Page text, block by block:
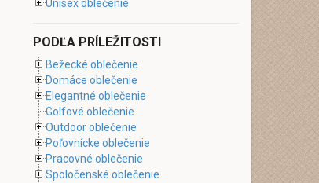
Unisex oblečenie
PODĽA PRÍLEŽITOSTI
Bežecké oblečenie
Domáce oblečenie
Elegantné oblečenie
Golfové oblečenie
Outdoor oblečenie
Poľovnícke oblečenie
Pracovné oblečenie
Spoločenské oblečenie